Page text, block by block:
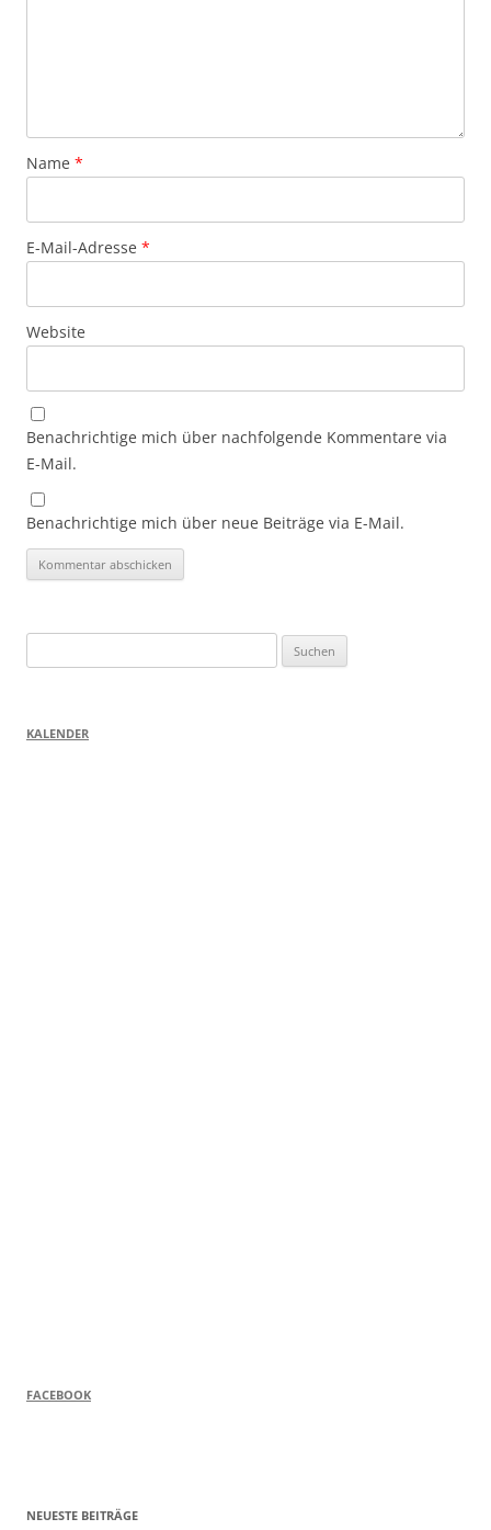
Name *
E-Mail-Adresse *
Website
Benachrichtige mich über nachfolgende Kommentare via
E-Mail.
Benachrichtige mich über neue Beiträge via E-Mail.
nach:
KALENDER
FACEBOOK
NEUESTE BEITRÄGE